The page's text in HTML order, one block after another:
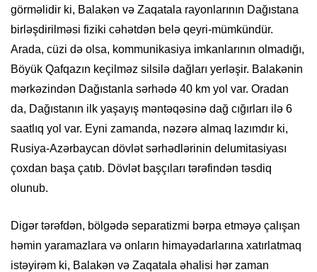
görməlidir ki, Balakən və Zaqatala rayonlarının Dağıstana
birləşdirilməsi fiziki cəhətdən belə qeyri-mümkündür.
Arada, cüzi də olsa, kommunikasiya imkanlarının olmadığı,
Böyük Qafqazın keçilməz silsilə dağları yerləşir. Balakənin
mərkəzindən Dağıstanla sərhədə 40 km yol var. Oradan
da, Dağıstanın ilk yaşayış məntəqəsinə dağ cığırları ilə 6
saatlıq yol var. Eyni zamanda, nəzərə almaq lazımdır ki,
Rusiya-Azərbaycan dövlət sərhədlərinin delumitasiyası
çoxdan başa çatıb. Dövlət başçıları tərəfindən təsdiq
olunub.
Digər tərəfdən, bölgədə separatizmi bərpa etməyə çalışan
həmin yaramazlara və onların himayədarlarına xatırlatmaq
istəyirəm ki, Balakən və Zaqatala əhalisi hər zaman